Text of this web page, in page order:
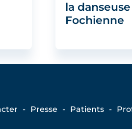
la danseuse
Fochienne
Presse Patients